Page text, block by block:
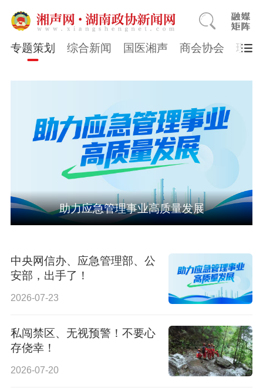
专题策划 综合新闻 国医湘声 商会协会 理论
助力应急管理事业高质量发展
中央网信办、应急管理部、公
安部，出手了！
2026-07-23
私闯禁区、无视预警！不要心
存侥幸！
2026-07-20